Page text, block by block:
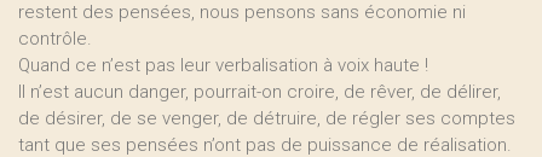
restent des pensées, nous pensons sans économie ni
contrôle.
Quand ce n’est pas leur verbalisation à voix haute !
Il n’est aucun danger, pourrait-on croire, de rêver, de délirer,
de désirer, de se venger, de détruire, de régler ses comptes
tant que ses pensées n’ont pas de puissance de réalisation.